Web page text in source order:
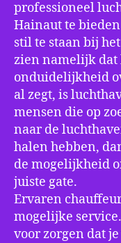
professioneel
Hainaut te
stil te staan bij
zien namelijk dat
onduidelijkheid
al zegt, is
mensen die op
naar de
halen hebben,
de mogelijkheid
juiste gate.
Ervaren
mogelijke
voor zorgen dat